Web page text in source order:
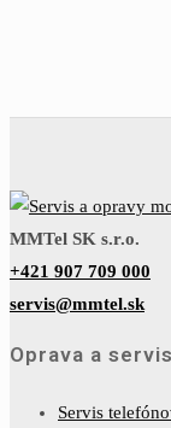
MMTel SK s.r.o.
+421 907 709 000
servis@mmtel.sk
Oprava a
Servis